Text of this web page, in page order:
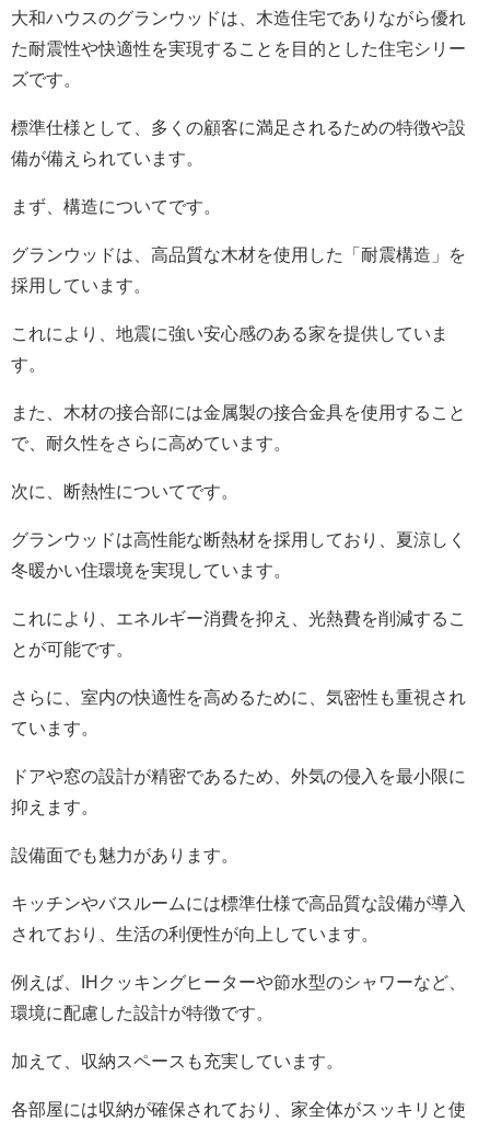
大和ハウスのグランウッドは、木造住宅でありながら優れ
た耐震性や快適性を実現することを目的とした住宅シリー
ズです。
標準仕様として、多くの顧客に満足されるための特徴や設
備が備えられています。
まず、構造についてです。
グランウッドは、高品質な木材を使用した「耐震構造」を
採用しています。
これにより、地震に強い安心感のある家を提供していま
す。
また、木材の接合部には金属製の接合金具を使用すること
で、耐久性をさらに高めています。
次に、断熱性についてです。
グランウッドは高性能な断熱材を採用しており、夏涼しく
冬暖かい住環境を実現しています。
これにより、エネルギー消費を抑え、光熱費を削減するこ
とが可能です。
さらに、室内の快適性を高めるために、気密性も重視され
ています。
ドアや窓の設計が精密であるため、外気の侵入を最小限に
抑えます。
設備面でも魅力があります。
キッチンやバスルームには標準仕様で高品質な設備が導入
されており、生活の利便性が向上しています。
例えば、IHクッキングヒーターや節水型のシャワーなど、
環境に配慮した設計が特徴です。
加えて、収納スペースも充実しています。
各部屋には収納が確保されており、家全体がスッキリと使